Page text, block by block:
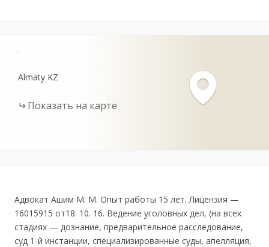
Almaty KZ
Показать на карте
Адвокат Ашим М. М. Опыт работы 15 лет. Лицензия —
16015915 от18. 10. 16. Ведение уголовных дел, (на всех
стадиях — дознание, предварительное расследование,
суд 1-й инстанции, специализированные суды, апелляция,